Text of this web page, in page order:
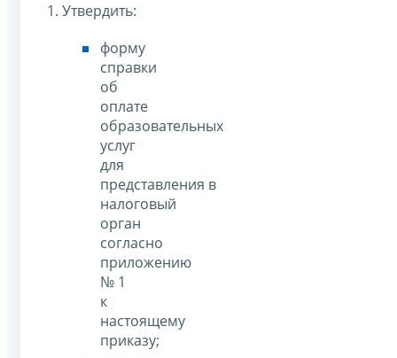
1. Утвердить:
форму
справки
об
оплате
образовательных
услуг
для
представления в
налоговый
орган
согласно
приложению
№ 1
к
настоящему
приказу;